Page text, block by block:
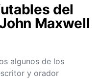
del
Maxwell
algunos de los
y orador